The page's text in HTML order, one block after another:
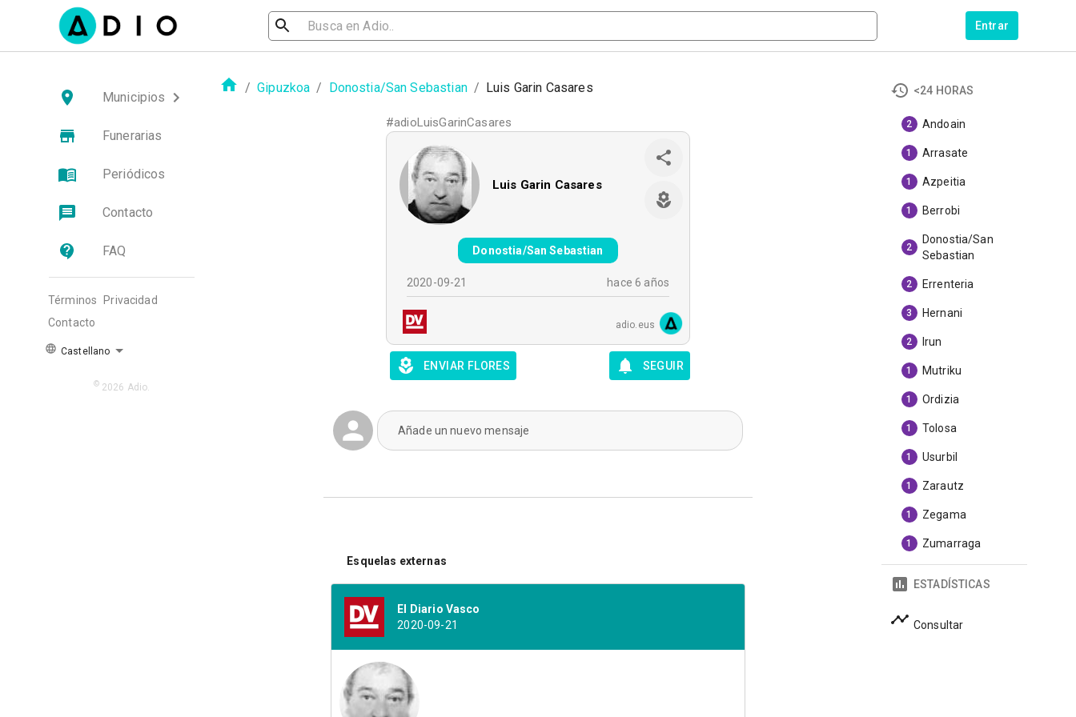
Entrar
Municipios
Funerarias
Periódicos
Contacto
FAQ
Términos
Privacidad
Contacto
Castellano
© 2026 Adio.
/ Gipuzkoa / Donostia/San Sebastian / Luis Garin Casares
#adioLuisGarinCasares
Luis Garin Casares
Donostia/San Sebastian
2020-09-21 hace 6 años
adio.eus
ENVIAR FLORES SEGUIR
Añade un nuevo mensaje
Esquelas externas
El Diario Vasco
2020-09-21
<24 HORAS
2 Andoain
1 Arrasate
1 Azpeitia
1 Berrobi
2
Donostia/San
Sebastian
2 Errenteria
3 Hernani
2 Irun
1 Mutriku
1 Ordizia
1 Tolosa
1 Usurbil
1 Zarautz
1 Zegama
1 Zumarraga
ESTADÍSTICAS
Consultar